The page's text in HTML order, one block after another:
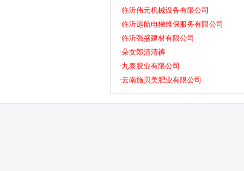
·临沂伟元机械设备有限公司
·临沂远航电梯维保服务有限公司
·临沂强盛建材有限公司
·朵女郎清清裤
·九泰胶业有限公司
·云南施贝美肥业有限公司